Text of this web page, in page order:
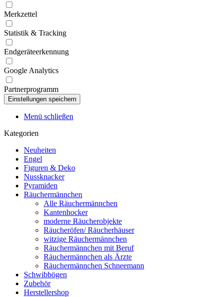
Merkzettel
Statistik & Tracking
Endgeräteerkennung
Google Analytics
Partnerprogramm
Menü schließen
Kategorien
Neuheiten
Engel
Figuren & Deko
Nussknacker
Pyramiden
Räuchermännchen
Alle Räuchermännchen
Kantenhocker
moderne Räucherobjekte
Räucheröfen/ Räucherhäuser
witzige Räuchermännchen
Räuchermännchen mit Beruf
Räuchermännchen als Ärzte
Räuchermännchen Schneemann
Schwibbögen
Zubehör
Herstellershop